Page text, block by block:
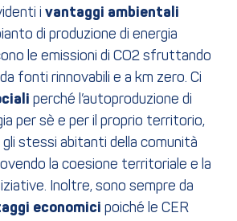
i vantaggi ambientali
di produzione di energia
le emissioni di CO2 sfruttando
fonti rinnovabili e a km zero. Ci
perché l’autoproduzione di
per sè e per il proprio territorio,
stessi abitanti della comunità
la coesione territoriale e la
Inoltre, sono sempre da
economici poiché le CER